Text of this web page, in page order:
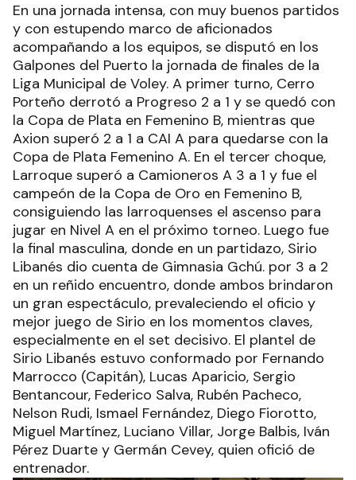
En una jornada intensa, con muy buenos partidos
y con estupendo marco de aficionados
acompañando a los equipos, se disputó en los
Galpones del Puerto la jornada de finales de la
Liga Municipal de Voley. A primer turno, Cerro
Porteño derrotó a Progreso 2 a 1 y se quedó con
la Copa de Plata en Femenino B, mientras que
Axion superó 2 a 1 a CAI A para quedarse con la
Copa de Plata Femenino A. En el tercer choque,
Larroque superó a Camioneros A 3 a 1 y fue el
campeón de la Copa de Oro en Femenino B,
consiguiendo las larroquenses el ascenso para
jugar en Nivel A en el próximo torneo. Luego fue
la final masculina, donde en un partidazo, Sirio
Libanés dio cuenta de Gimnasia Gchú. por 3 a 2
en un reñido encuentro, donde ambos brindaron
un gran espectáculo, prevaleciendo el oficio y
mejor juego de Sirio en los momentos claves,
especialmente en el set decisivo. El plantel de
Sirio Libanés estuvo conformado por Fernando
Marrocco (Capitán), Lucas Aparicio, Sergio
Bentancour, Federico Salva, Rubén Pacheco,
Nelson Rudi, Ismael Fernández, Diego Fiorotto,
Miguel Martínez, Luciano Villar, Jorge Balbis, Iván
Pérez Duarte y Germán Cevey, quien ofició de
entrenador.